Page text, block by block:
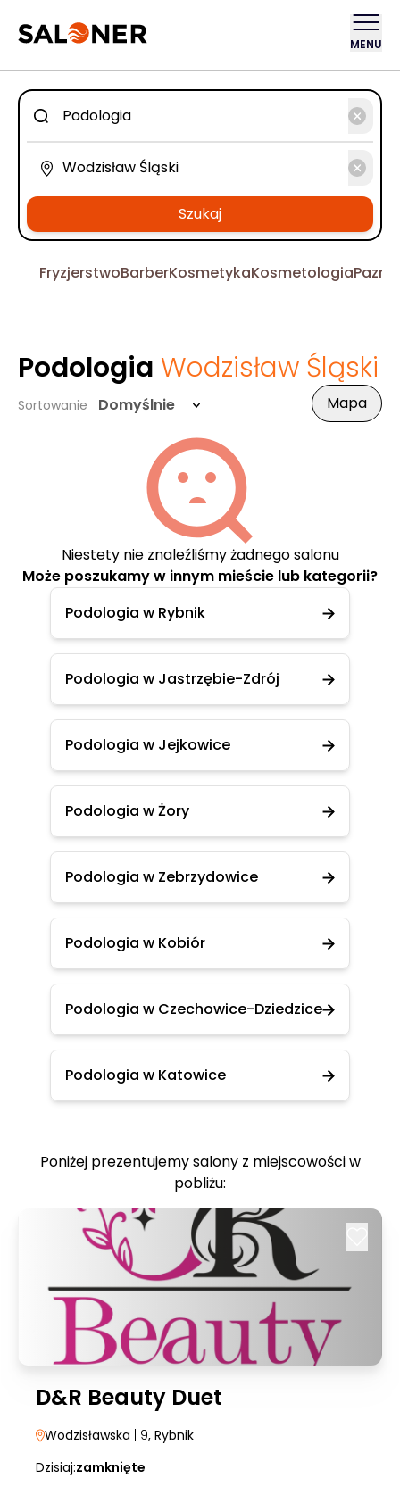
MENU
Szukaj
FryzjerstwoBarberKosmetykaKosmetologia
Podologia Wodzisław Śląski
Sortowanie Domyślnie Mapa
Niestety nie znaleźliśmy żadnego salonu
Może poszukamy w innym mieście lub kategorii?
Podologia w Rybnik
Podologia w Jastrzębie-Zdrój
Podologia w Jejkowice
Podologia w Żory
Podologia w Zebrzydowice
Podologia w Kobiór
Podologia w Czechowice-Dziedzice
Podologia w Katowice
Poniżej prezentujemy salony z miejscowości w
pobliżu:
D&R Beauty Duet
Wodzisławska | 9, Rybnik
Dzisiaj:zamknięte